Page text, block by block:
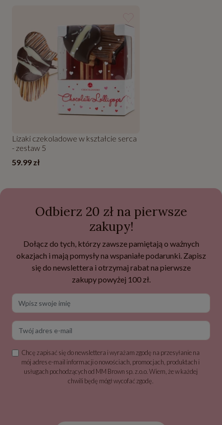
Lizaki czekoladowe w kształcie serca
- zestaw 5
59.99 zł
Odbierz 20 zł na pierwsze
zakupy!
Dołącz do tych, którzy zawsze pamiętają o ważnych
okazjach i mają pomysły na wspaniałe podarunki. Zapisz
się do newslettera i otrzymaj rabat na pierwsze
zakupy powyżej 100 zł.
Chcę zapisać się do newslettera i wyrażam zgodę na przesyłanie na
mój adres e-mail informacji o nowościach, promocjach, produktach i
usługach pochodzących od MM Brown sp. z.o.o. Wiem, że w każdej
chwili będę mógł wycofać zgodę.